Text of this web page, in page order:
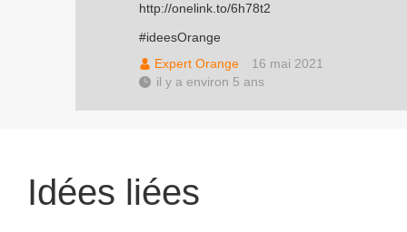
http://onelink.to/6h78t2
#ideesOrange
Expert Orange
16 mai 2021
il y a environ 5 ans
Idées liées